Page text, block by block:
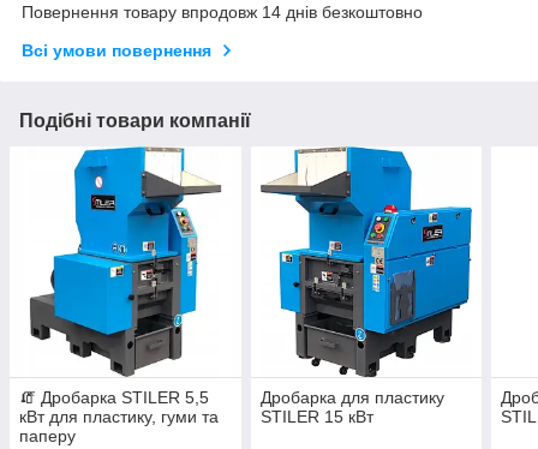
Повернення товару впродовж 14 днів безкоштовно
Всі умови повернення
Подібні товари компанії
🧯 Дробарка STILER 5,5
кВт для пластику, гуми та
паперу
Дробарка для пластику
STILER 15 кВт